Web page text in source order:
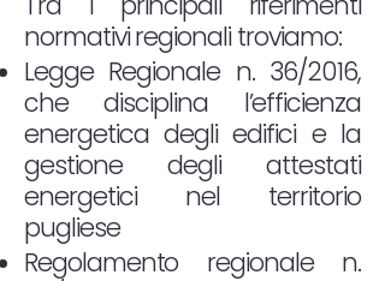
normativi regionali troviamo:
Legge Regionale n. 36/2016,
che disciplina l’efficienza
energetica degli edifici e la
gestione degli attestati
energetici nel territorio
pugliese
Regolamento regionale n.